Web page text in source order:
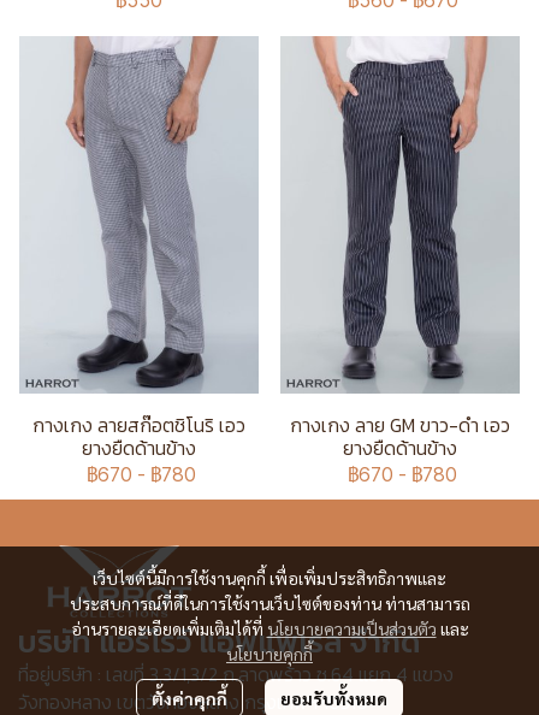
กางเกง ลายสก๊อตชิโนริ เอว
ยางยืดด้านข้าง
฿670 - ฿780
กางเกง ลาย GM ขาว-ดำ เอว
ยางยืดด้านข้าง
฿670 - ฿780
เว็บไซต์นี้มีการใช้งานคุกกี้ เพื่อเพิ่มประสิทธิภาพและ
ประสบการณ์ที่ดีในการใช้งานเว็บไซต์ของท่าน ท่านสามารถ
อ่านรายละเอียดเพิ่มเติมได้ที่ นโยบายความเป็นส่วนตัว และ
นโยบายคุกกี้
ตั้งค่าคุกกี้ ยอมรับทั้งหมด
บริษัท แอร์โรว์ แอพแพเรล จำกัด
ที่อยู่บริษัท : เลขที่ 3,3/1,3/2 ก.ลาดพร้าว ซ.64 แยก 4 แขวง
วังทองหลาง เขตวังทองหลาง กรุงเทพฯ 10310